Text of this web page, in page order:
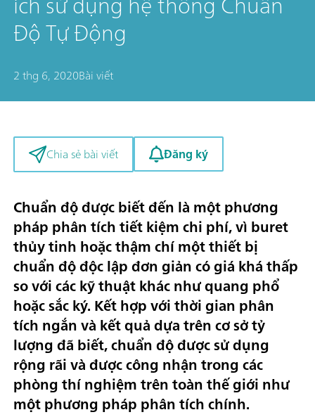
Độ Tự Động
2 thg 6, 2020Bài viết
Chia sẻ bài viết Đăng ký
Chuẩn độ được biết đến là một phương
pháp phân tích tiết kiệm chi phí, vì buret
thủy tinh hoặc thậm chí một thiết bị
chuẩn độ độc lập đơn giản có giá khá thấp
so với các kỹ thuật khác như quang phổ
hoặc sắc ký. Kết hợp với thời gian phân
tích ngắn và kết quả dựa trên cơ sở tỷ
lượng đã biết, chuẩn độ được sử dụng
rộng rãi và được công nhận trong các
phòng thí nghiệm trên toàn thế giới như
một phương pháp phân tích chính.